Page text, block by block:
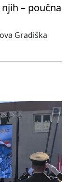
– poučna
Gradiška